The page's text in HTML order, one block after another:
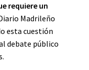
requiere un
Madrileño
esta cuestión
debate público